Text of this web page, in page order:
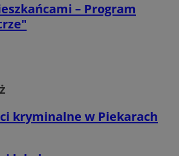
– Program
kryminalne w Piekarach